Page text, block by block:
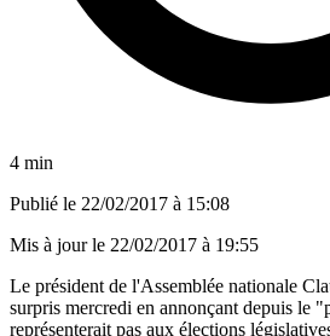
4 min
Publié le 22/02/2017 à 15:08
Mis à jour le 22/02/2017 à 19:55
Le président de l'Assemblée nationale
surpris mercredi en annonçant depuis le
représenterait pas aux élections